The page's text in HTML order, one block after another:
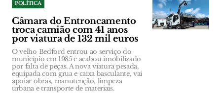
POLÍTICA
Câmara do Entroncamento
troca camião com 41 anos
por viatura de 132 mil euros
O velho Bedford entrou ao serviço do
município em 1985 e acabou imobilizado
por falta de peças. A nova viatura pesada,
equipada com grua e caixa basculante, vai
apoiar obras, manutenção, limpeza
urbana e transporte de materiais.